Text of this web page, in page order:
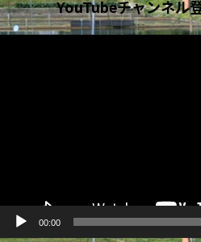
YouTubeチャンネル
00:00